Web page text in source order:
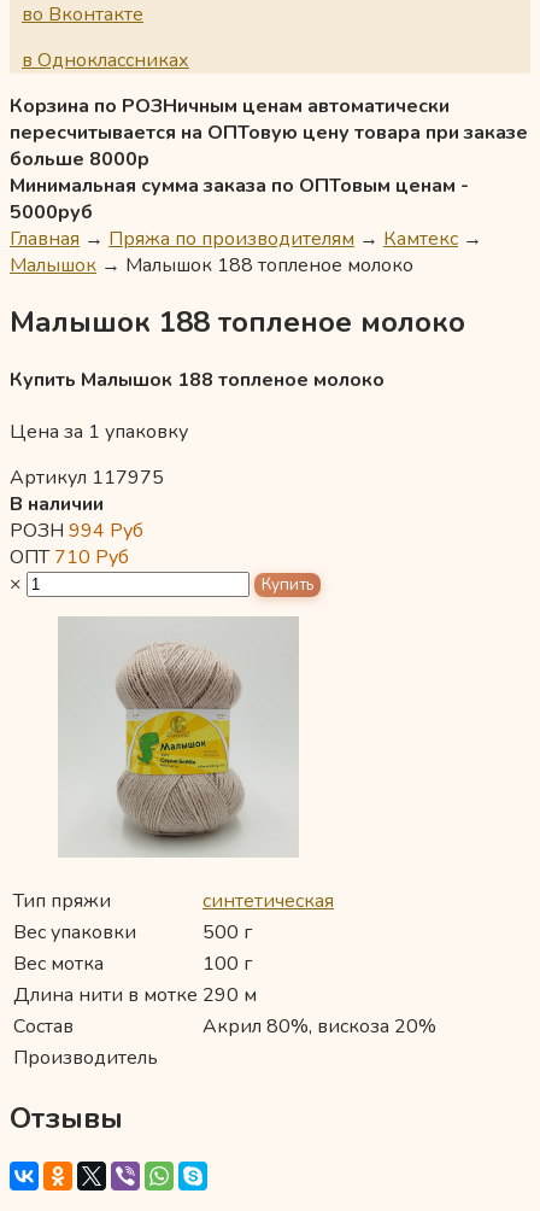
во Вконтакте
в Одноклассниках
Корзина по РОЗНичным ценам автоматически
пересчитывается на ОПТовую цену товара при заказе
больше 8000р
Минимальная сумма заказа по ОПТовым ценам -
5000руб
Главная → Пряжа по производителям → Камтекс →
Малышок → Малышок 188 топленое молоко
Малышок 188 топленое молоко
Купить Малышок 188 топленое молоко
Цена за 1 упаковку
Артикул 117975
В наличии
РОЗН 994 Руб
ОПТ710 Руб
×
Тип пряжи
синтетическая
Вес упаковки
500 г
Вес мотка
100 г
Длина нити в мотке 290 м
Состав
Акрил 80%, вискоза 20%
Производитель
Отзывы